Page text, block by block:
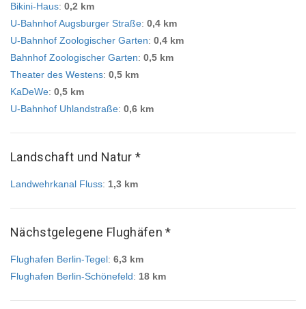
Bikini-Haus: 0,2 km
U-Bahnhof Augsburger Straße: 0,4 km
U-Bahnhof Zoologischer Garten: 0,4 km
Bahnhof Zoologischer Garten: 0,5 km
Theater des Westens: 0,5 km
KaDeWe: 0,5 km
U-Bahnhof Uhlandstraße: 0,6 km
Landschaft und Natur *
Landwehrkanal Fluss: 1,3 km
Nächstgelegene Flughäfen *
Flughafen Berlin-Tegel: 6,3 km
Flughafen Berlin-Schönefeld: 18 km